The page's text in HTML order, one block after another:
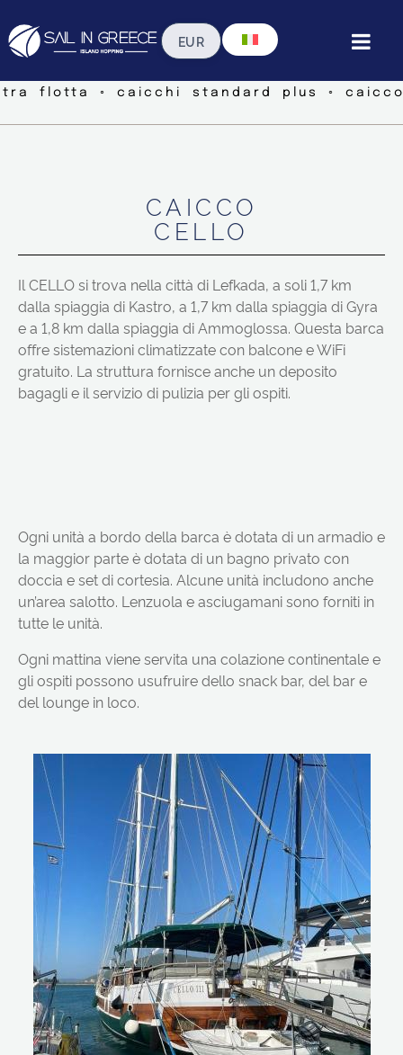
flotta ◦ caicchi standard plus ◦
CAICCO
CELLO
Il CELLO si trova nella città di Lefkada, a soli 1,7 km
dalla spiaggia di Kastro, a 1,7 km dalla spiaggia di Gyra
e a 1,8 km dalla spiaggia di Ammoglossa. Questa barca
offre sistemazioni climatizzate con balcone e WiFi
gratuito. La struttura fornisce anche un deposito
bagagli e il servizio di pulizia per gli ospiti.
Ogni unità a bordo della barca è dotata di un armadio e
la maggior parte è dotata di un bagno privato con
doccia e set di cortesia. Alcune unità includono anche
un’area salotto. Lenzuola e asciugamani sono forniti in
tutte le unità.
Ogni mattina viene servita una colazione continentale e
gli ospiti possono usufruire dello snack bar, del bar e
del lounge in loco.